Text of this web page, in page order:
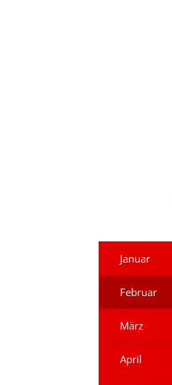
Januar
Februar
März
April